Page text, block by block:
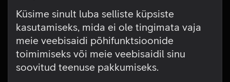
Küsime sinult luba selliste küpsiste
kasutamiseks, mida ei ole tingimata vaja
meie veebisaidi põhifunktsioonide
toimimiseks või meie veebisaidil sinu
soovitud teenuse pakkumiseks.
Telia TV laadimine
ebaõnnestus. Palun proovi
hiljem uuesti